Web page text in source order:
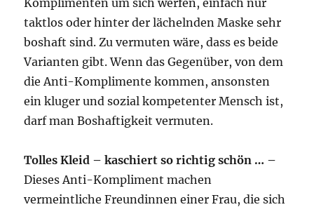
Komplimenten um sich werfen, einfach nur
taktlos oder hinter der lächelnden Maske sehr
boshaft sind. Zu vermuten wäre, dass es beide
Varianten gibt. Wenn das Gegenüber, von dem
die Anti-Komplimente kommen, ansonsten
ein kluger und sozial kompetenter Mensch ist,
darf man Boshaftigkeit vermuten.
Tolles Kleid – kaschiert so richtig schön … –
Dieses Anti-Kompliment machen
vermeintliche Freundinnen einer Frau, die sich